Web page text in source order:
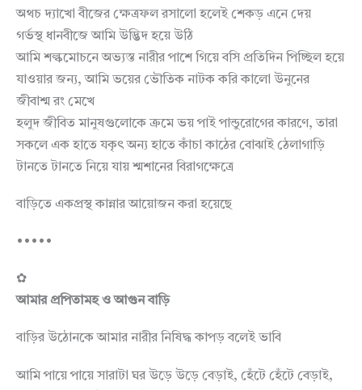
অথচ দ্যাখো বীজের ক্ষেত্রফল রসালো হলেই শেকড় এনে দেয়
গর্ভস্থ ধানবীজে আমি উদ্ভিদ হয়ে উঠি
আমি শল্কমোচনে অভ্যস্ত নারীর পাশে গিয়ে বসি প্রতিদিন পিচ্ছিল হয়ে
যাওয়ার জন্য, আমি ভয়ের ভৌতিক নাটক করি কালো উনুনের
জীবাশ্ম রং মেখে
হলুদ জীবিত মানুষগুলোকে ক্রমে ভয় পাই পান্ডুরোগের কারণে, তারা
সকলে এক হাতে যকৃৎ অন্য হাতে কাঁচা কাঠের বোঝাই ঠেলাগাড়ি
টানতে টানতে নিয়ে যায় শ্মশানের বিরাগক্ষেত্রে
বাড়িতে একপ্রস্থ কান্নার আয়োজন করা হয়েছে
•••••
✿
আমার প্রপিতামহ ও আগুন বাড়ি
বাড়ির উঠোনকে আমার নারীর নিষিদ্ধ কাপড় বলেই ভাবি
আমি পায়ে পায়ে সারাটা ঘর উড়ে উড়ে বেড়াই, হেঁটে হেঁটে বেড়াই,